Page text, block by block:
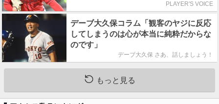
PLAYER'S VOICE
デーブ大久保コラム「観客のヤジに反応
してしまうのは心が本当に純粋だからな
のです」
デーブ大久保 さあ、話しましょう！
もっと見る